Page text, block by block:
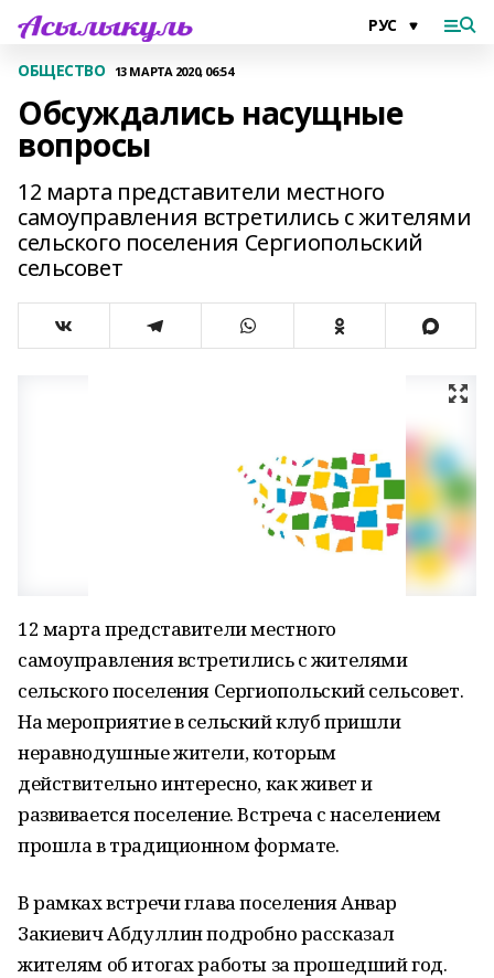
ОБЩЕСТВО 13 МАРТА 2020, 06:54
Обсуждались насущные
вопросы
12 марта представители местного
самоуправления встретились с жителями
сельского поселения Сергиопольский
сельсовет
12 марта представители местного
самоуправления встретились с жителями
сельского поселения Сергиопольский сельсовет.
На мероприятие в сельский клуб пришли
неравнодушные жители, которым
действительно интересно, как живет и
развивается поселение. Встреча с населением
прошла в традиционном формате.
В рамках встречи глава поселения Анвар
Закиевич Абдуллин подробно рассказал
жителям об итогах работы за прошедший год.